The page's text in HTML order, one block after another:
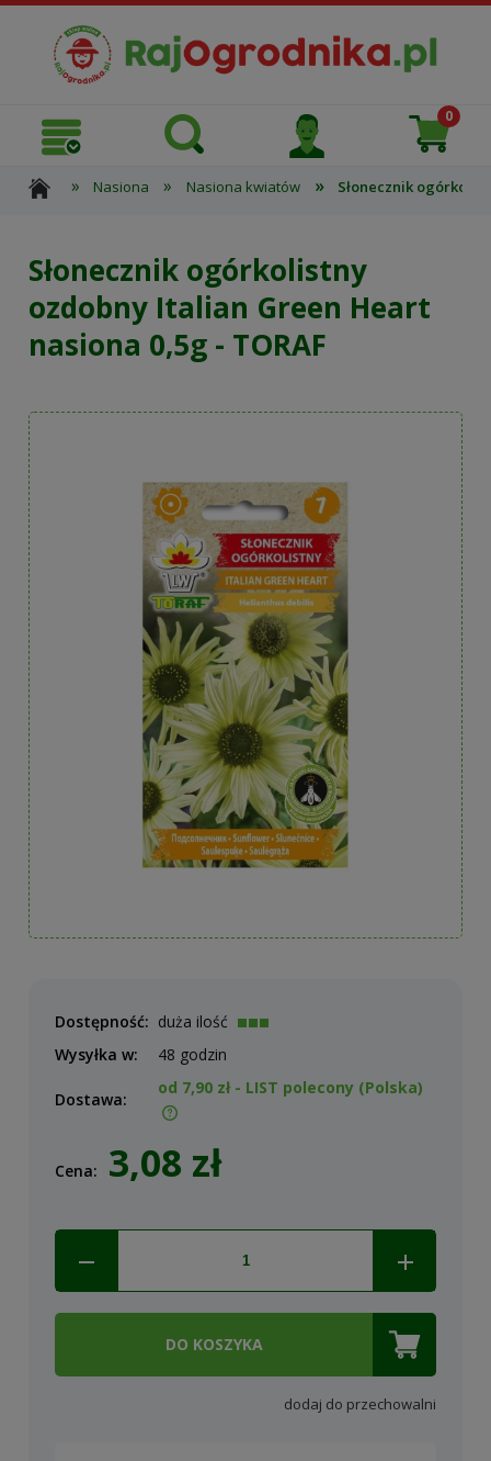
» Nasiona » Nasiona kwiatów » Słonecznik
Słonecznik ogórkolistny
ozdobny Italian Green Heart
nasiona 0,5g - TORAF
Dostępność: duża ilość
Wysyłka w:
48 godzin
Dostawa:
od 7,90 zł - LIST polecony (Polska)
Cena: 3,08 zł
DO KOSZYKA
dodaj do przechowalni